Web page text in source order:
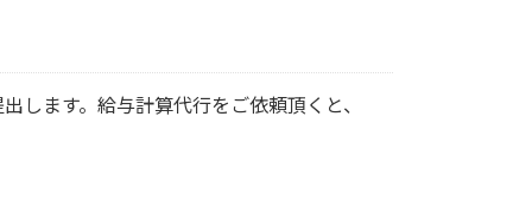
します。給与計算代行をご依頼頂くと、